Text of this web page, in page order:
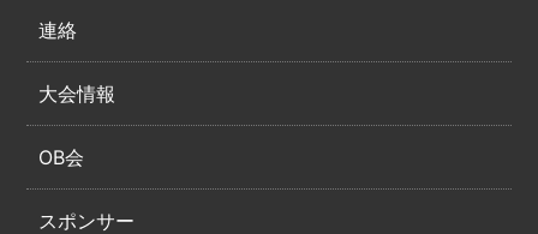
連絡
大会情報
OB会
スポンサー